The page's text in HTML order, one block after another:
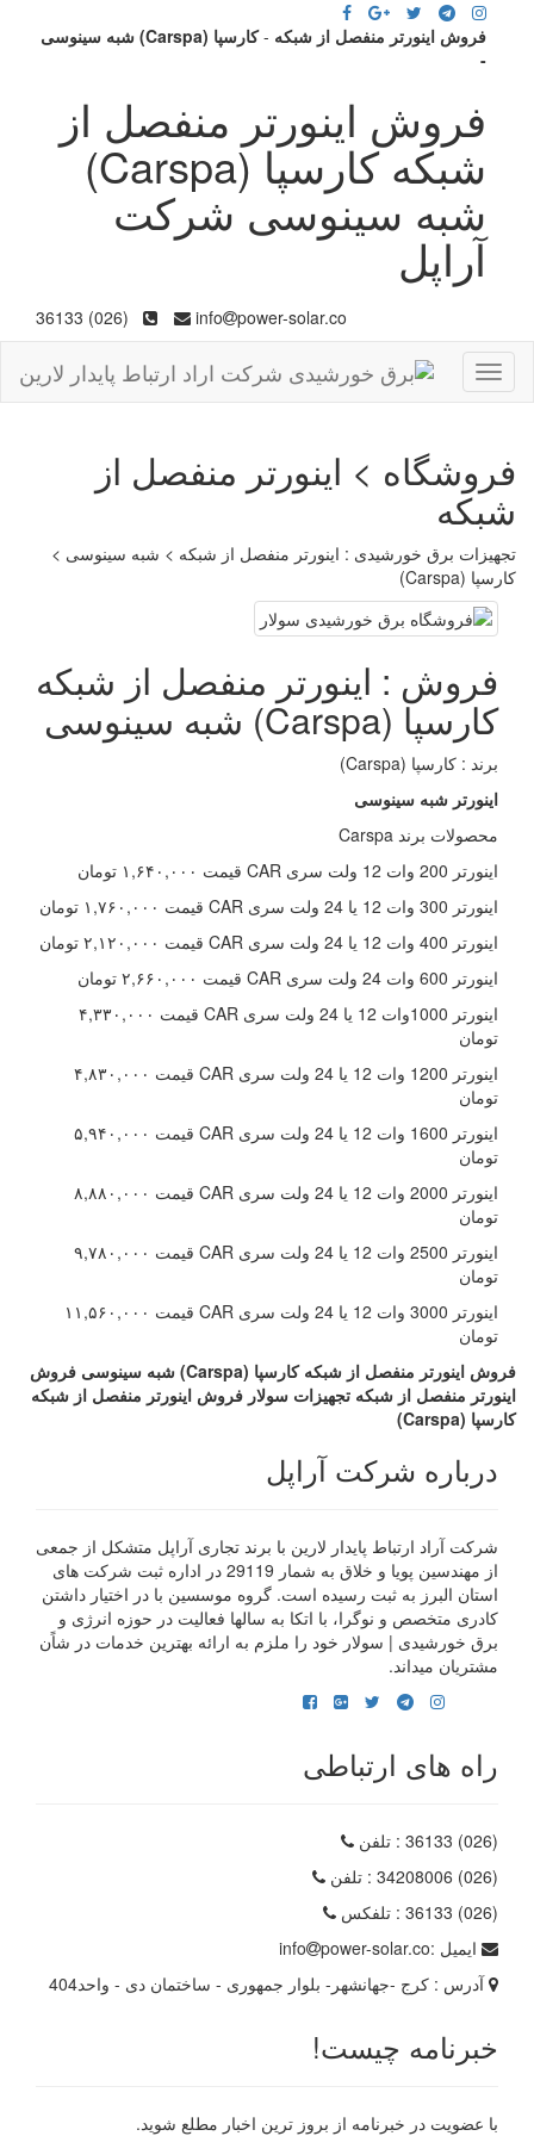
فروش اینورتر منفصل از شبکه -
کارسپا (Carspa) شبه سینوسی
-
فروش اینورتر منفصل از
شبکه کارسپا (Carspa)
شبه سینوسی شرکت
آراپل
info power-solar.co
(026) 36133
Toggle
navigation
فروشگاه > اینورتر منفصل از
شبکه
تجهیزات برق خورشیدی : اینورتر منفصل از شبکه > شبه سینوسی >
کارسپا (Carspa)
فروش : اینورتر منفصل از شبکه
کارسپا (Carspa) شبه سینوسی
برند : کارسپا (Carspa)
اینورتر شبه سینوسی
محصولات برند Carspa
اینورتر 200 وات 12 ولت سری CAR قیمت ۱,۶۴۰,۰۰۰ تومان
اینورتر 300 وات 12 یا 24 ولت سری CAR قیمت ۱,۷۶۰,۰۰۰ تومان
اینورتر 400 وات 12 یا 24 ولت سری CAR قیمت ۲,۱۲۰,۰۰۰ تومان
اینورتر 600 وات 24 ولت سری CAR قیمت ۲,۶۶۰,۰۰۰ تومان
اینورتر 1000وات 12 یا 24 ولت سری CAR قیمت ۴,۳۳۰,۰۰۰
تومان
اینورتر 1200 وات 12 یا 24 ولت سری CAR قیمت ۴,۸۳۰,۰۰۰
تومان
اینورتر 1600 وات 12 یا 24 ولت سری CAR قیمت ۵,۹۴۰,۰۰۰
تومان
اینورتر 2000 وات 12 یا 24 ولت سری CAR قیمت ۸,۸۸۰,۰۰۰
تومان
اینورتر 2500 وات 12 یا 24 ولت سری CAR قیمت ۹,۷۸۰,۰۰۰
تومان
اینورتر 3000 وات 12 یا 24 ولت سری CAR قیمت ۱۱,۵۶۰,۰۰۰
تومان
فروش اینورتر منفصل از شبکه کارسپا (Carspa) شبه سینوسی
فروش
اینورتر منفصل از شبکه تجهیزات سولار فروش اینورتر منفصل از شبکه
کارسپا (Carspa)
درباره شرکت آراپل
شرکت آراد ارتباط پایدار لارین با برند تجاری آراپل متشکل از جمعی
از مهندسین پویا و خلاق به شمار 29119 در اداره ثبت شرکت های
استان البرز به ثبت رسیده است. گروه موسسین با در اختیار داشتن
کادری متخصص و نوگرا، با اتکا به سالها فعالیت در حوزه انرژی و
برق خورشیدی | سولار خود را ملزم به ارائه بهترین خدمات در شاًن
مشتریان میداند.
راه های ارتباطی
(026) 36133
: تلفن
(026) 34208006
: تلفن
(026) 36133
: تلفکس
ایمیل :
info
power-solar.co
آدرس : کرج -جهانشهر- بلوار جمهوری - ساختمان دی - واحد404
خبرنامه چیست!
با عضویت در خبرنامه از بروز ترین اخبار مطلع شوید.